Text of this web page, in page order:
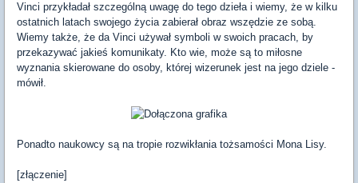
Vinci przykładał szczególną uwagę do tego dzieła i wiemy, że w kilku
ostatnich latach swojego życia zabierał obraz wszędzie ze sobą.
Wiemy także, że da Vinci używał symboli w swoich pracach, by
przekazywać jakieś komunikaty. Kto wie, może są to miłosne
wyznania skierowane do osoby, której wizerunek jest na jego dziele -
mówił.
Ponadto naukowcy są na tropie rozwikłania tożsamości Mona Lisy.
[złączenie]